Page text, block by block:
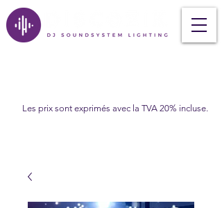
Les prix sont exprimés avec la TVA 20% incluse.